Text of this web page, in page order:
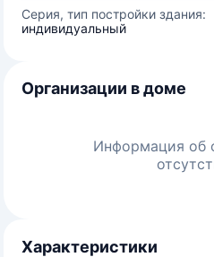
Серия, тип постройки здания:
индивидуальный
Организации в доме
Информация об
Характеристики